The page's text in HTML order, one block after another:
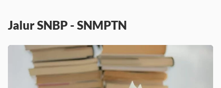
Jalur SNBP - SNMPTN